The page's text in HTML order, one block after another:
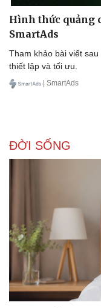
Hình thức quảng
SmartAds
Tham khảo bài viết
thiết lập và tối ưu.
| SmartAds
ĐỜI SỐNG